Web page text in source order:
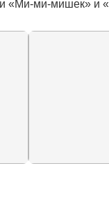
«Ми-ми-мишек» и